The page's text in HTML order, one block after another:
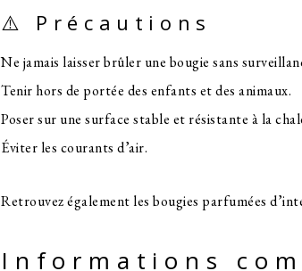
⚠️ Précautions
Ne jamais laisser brûler une bougie sans
Tenir hors de portée des enfants et des animaux.
Poser sur une surface stable et résistante à la
Éviter les courants d’air.
Retrouvez également les bougies parfumées
Informations